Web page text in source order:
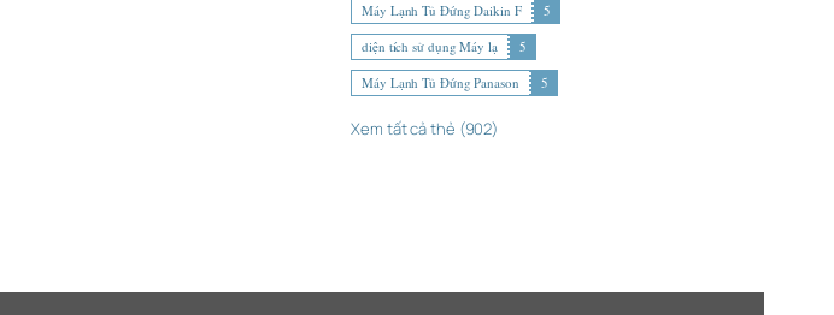
Máy Lạnh Tủ Đứng Daikin F
5
diện tích sử dụng Máy lạ
5
Máy Lạnh Tủ Đứng Panason
5
Xem tất cả thẻ (902)